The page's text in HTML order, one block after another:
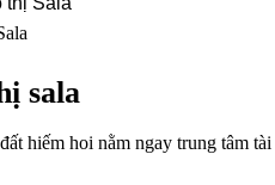
sala
hiếm hoi nằm ngay trung tâm